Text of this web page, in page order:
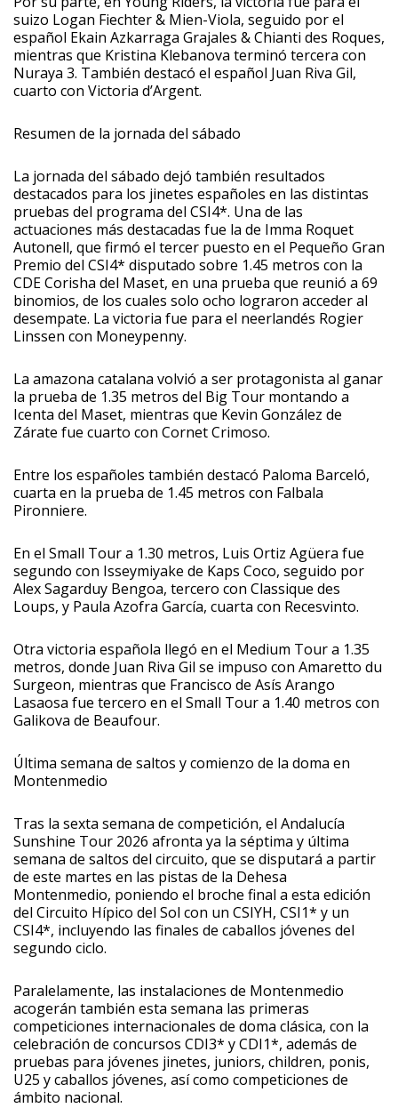
suizo Logan Fiechter & Mien-Viola, seguido por el
español Ekain Azkarraga Grajales & Chianti des Roques,
mientras que Kristina Klebanova terminó tercera con
Nuraya 3. También destacó el español Juan Riva Gil,
cuarto con Victoria d’Argent.
Resumen de la jornada del sábado
La jornada del sábado dejó también resultados
destacados para los jinetes españoles en las distintas
pruebas del programa del CSI4*. Una de las
actuaciones más destacadas fue la de Imma Roquet
Autonell, que firmó el tercer puesto en el Pequeño Gran
Premio del CSI4* disputado sobre 1.45 metros con la
CDE Corisha del Maset, en una prueba que reunió a 69
binomios, de los cuales solo ocho lograron acceder al
desempate. La victoria fue para el neerlandés Rogier
Linssen con Moneypenny.
La amazona catalana volvió a ser protagonista al ganar
la prueba de 1.35 metros del Big Tour montando a
Icenta del Maset, mientras que Kevin González de
Zárate fue cuarto con Cornet Crimoso.
Entre los españoles también destacó Paloma Barceló,
cuarta en la prueba de 1.45 metros con Falbala
Pironniere.
En el Small Tour a 1.30 metros, Luis Ortiz Agüera fue
segundo con Isseymiyake de Kaps Coco, seguido por
Alex Sagarduy Bengoa, tercero con Classique des
Loups, y Paula Azofra García, cuarta con Recesvinto.
Otra victoria española llegó en el Medium Tour a 1.35
metros, donde Juan Riva Gil se impuso con Amaretto du
Surgeon, mientras que Francisco de Asís Arango
Lasaosa fue tercero en el Small Tour a 1.40 metros con
Galikova de Beaufour.
Última semana de saltos y comienzo de la doma en
Montenmedio
Tras la sexta semana de competición, el Andalucía
Sunshine Tour 2026 afronta ya la séptima y última
semana de saltos del circuito, que se disputará a partir
de este martes en las pistas de la Dehesa
Montenmedio, poniendo el broche final a esta edición
del Circuito Hípico del Sol con un CSIYH, CSI1* y un
CSI4*, incluyendo las finales de caballos jóvenes del
segundo ciclo.
Paralelamente, las instalaciones de Montenmedio
acogerán también esta semana las primeras
competiciones internacionales de doma clásica, con la
celebración de concursos CDI3* y CDI1*, además de
pruebas para jóvenes jinetes, juniors, children, ponis,
U25 y caballos jóvenes, así como competiciones de
ámbito nacional.